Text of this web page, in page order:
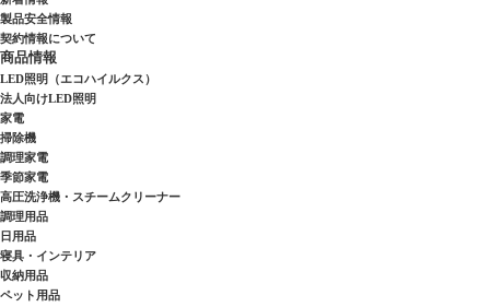
製品安全情報
契約情報について
商品情報
LED照明（エコハイルクス）
法人向けLED照明
家電
掃除機
調理家電
季節家電
高圧洗浄機・スチームクリーナー
調理用品
日用品
寝具・インテリア
収納用品
ペット用品